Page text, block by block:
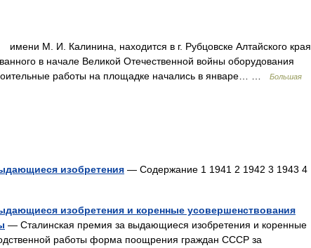
М. И. Калинина, находится в г. Рубцовске Алтайского края
в начале Великой Отечественной войны оборудования
работы на площадке начались в январе… …
Большая
изобретения — Содержание 1 1941 2 1942 3 1943 4
изобретения и коренные усовершенствования
— Сталинская премия за выдающиеся изобретения и коренные
работы форма поощрения граждан СССР за